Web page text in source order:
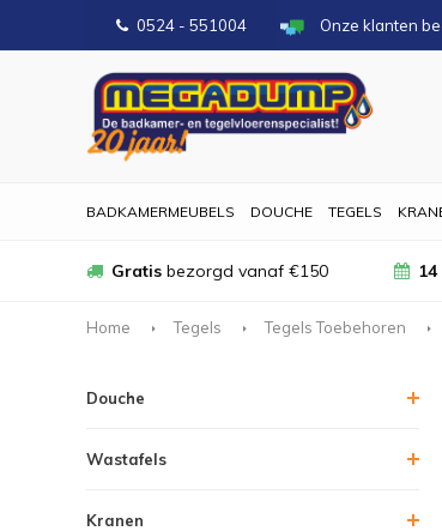
0524 - 551004 Onze klanten
BADKAMERMEUBELS DOUCHE TEGELS
Gratis bezorgd vanaf €150
Home Tegels Tegels Toebehoren
Douche
Wastafels
Kranen